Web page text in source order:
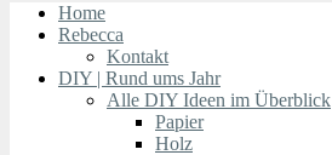
Home
Rebecca
Kontakt
DIY | Rund ums Jahr
Alle DIY Ideen im Überblick
Papier
Holz